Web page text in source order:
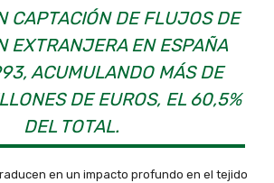
CAPTACIÓN DE FLUJOS DE
EXTRANJERA EN ESPAÑA
ACUMULANDO MÁS DE
DE EUROS, EL 60,5%
DEL TOTAL.
en un impacto profundo en el tejido